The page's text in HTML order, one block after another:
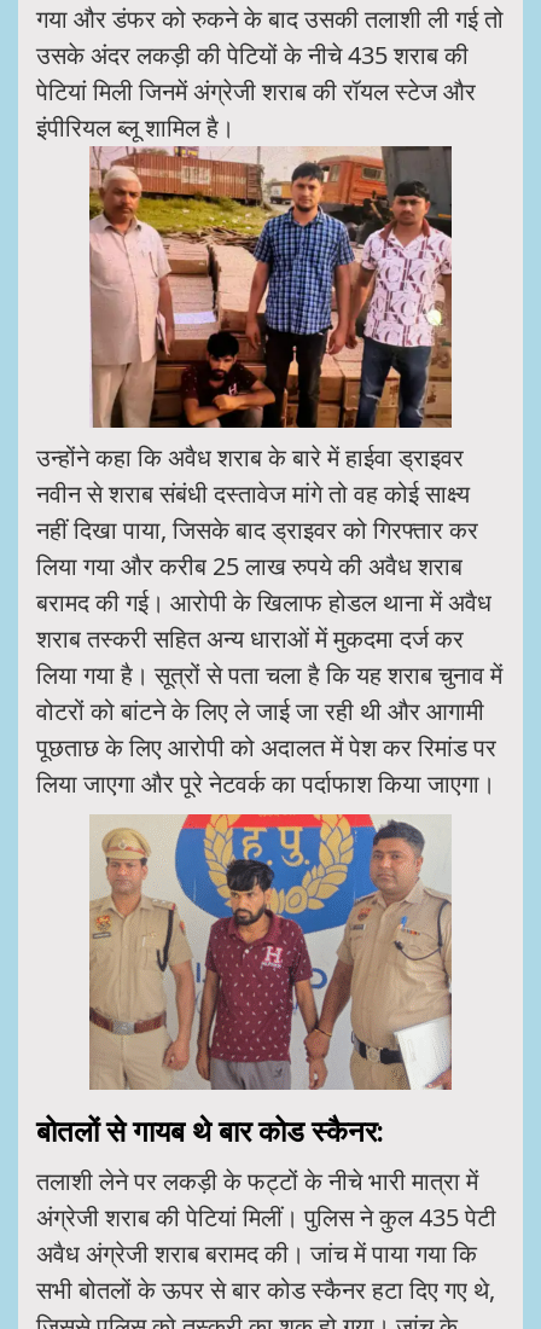
गया और डंफर को रुकने के बाद उसकी तलाशी ली गई तो
उसके अंदर लकड़ी की पेटियों के नीचे 435 शराब की
पेटियां मिली जिनमें अंग्रेजी शराब की रॉयल स्टेज और
इंपीरियल ब्लू शामिल है।
उन्होंने कहा कि अवैध शराब के बारे में हाईवा ड्राइवर
नवीन से शराब संबंधी दस्तावेज मांगे तो वह कोई साक्ष्य
नहीं दिखा पाया, जिसके बाद ड्राइवर को गिरफ्तार कर
लिया गया और करीब 25 लाख रुपये की अवैध शराब
बरामद की गई। आरोपी के खिलाफ होडल थाना में अवैध
शराब तस्करी सहित अन्य धाराओं में मुकदमा दर्ज कर
लिया गया है। सूत्रों से पता चला है कि यह शराब चुनाव में
वोटरों को बांटने के लिए ले जाई जा रही थी और आगामी
पूछताछ के लिए आरोपी को अदालत में पेश कर रिमांड पर
लिया जाएगा और पूरे नेटवर्क का पर्दाफाश किया जाएगा।
बोतलों से गायब थे बार कोड स्कैनर:
तलाशी लेने पर लकड़ी के फट्टों के नीचे भारी मात्रा में
अंग्रेजी शराब की पेटियां मिलीं। पुलिस ने कुल 435 पेटी
अवैध अंग्रेजी शराब बरामद की। जांच में पाया गया कि
सभी बोतलों के ऊपर से बार कोड स्कैनर हटा दिए गए थे,